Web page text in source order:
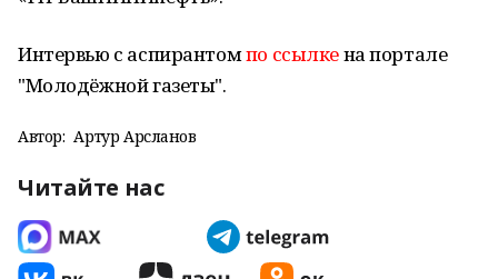
Интервью с аспирантомпо ссылкена портале
"Молодёжной газеты".
Автор: Артур Арсланов
Читайте нас